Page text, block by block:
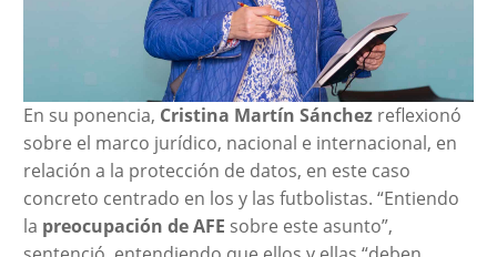
En su ponencia, Cristina Martín Sánchezreflexionó
sobre el marco jurídico, nacional e internacional, en
relación a la protección de datos, en este caso
concreto centrado en los y las futbolistas. “Entiendo
la preocupación de AFE sobre este asunto”,